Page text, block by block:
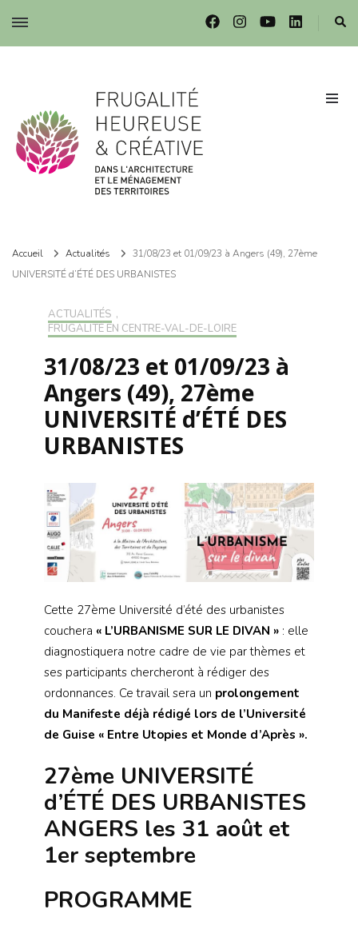
Frugalité dans l'architecture et le ménagement des territoires
Accueil Actualités
31/08/23 et 01/09/23 à Angers (49), 27ème
UNIVERSITÉ d’ÉTÉ DES URBANISTES
ACTUALITÉS ,
FRUGALITÉ EN CENTRE-VAL-DE-LOIRE
31/08/23 et 01/09/23 à
Angers (49), 27ème
UNIVERSITÉ d’ÉTÉ DES
URBANISTES
Cette 27ème Université d’été des urbanistes
couchera « L’URBANISME SUR LE DIVAN » : elle
diagnostiquera notre cadre de vie par thèmes et
ses participants chercheront à rédiger des
ordonnances. Ce travail sera un prolongement
du Manifeste déjà rédigé lors de l’Université
de Guise « Entre Utopies et Monde d’Après ».
27ème UNIVERSITÉ
d’ÉTÉ DES URBANISTES
ANGERS les 31 août et
1er septembre
PROGRAMME